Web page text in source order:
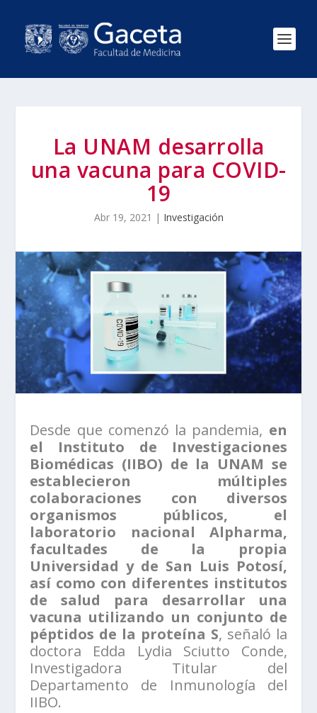
La UNAM desarrolla
una vacuna para COVID-
19
Abr 19, 2021 | Investigación
Desde que comenzó la pandemia, en
el Instituto de Investigaciones
Biomédicas (IIBO) de la UNAM se
establecieron múltiples
colaboraciones con diversos
organismos públicos, el
laboratorio nacional Alpharma,
facultades de la propia
Universidad y de San Luis Potosí,
así como con diferentes institutos
de salud para desarrollar una
vacuna utilizando un conjunto de
péptidos de la proteína S, señaló la
doctora Edda Lydia Sciutto Conde,
Investigadora Titular del
Departamento de Inmunología del
IIBO.